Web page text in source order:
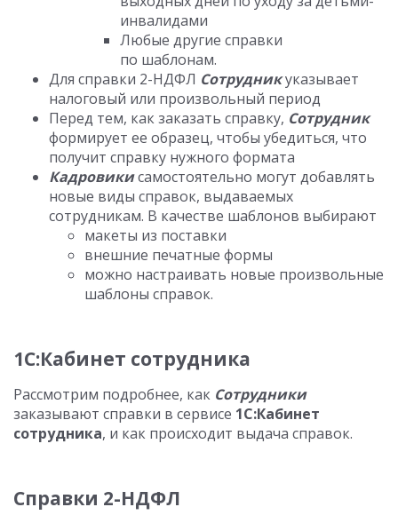
инвалидами
Любые другие справки
по шаблонам.
Для справки 2-НДФЛ Сотрудникуказывает
налоговый или произвольный период
Перед тем, как заказать справку, Сотрудник
формирует ее образец, чтобы убедиться, что
получит справку нужного формата
Кадровикисамостоятельно могут добавлять
новые виды справок, выдаваемых
сотрудникам. В качестве шаблонов выбирают
макеты из поставки
внешние печатные формы
можно настраивать новые произвольные
шаблоны справок.
1С:Кабинет сотрудника
Рассмотрим подробнее, как Сотрудники
заказывают справки в сервисе 1С:Кабинет
сотрудника, и как происходит выдача справок.
Справки 2-НДФЛ